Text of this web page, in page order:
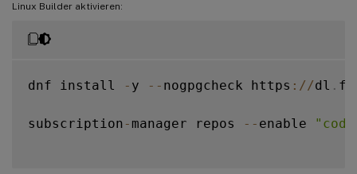
Linux Builder aktivieren:
dnf install - y -- nogpgcheck https : / /dl .
subscription - manager repos -- enable